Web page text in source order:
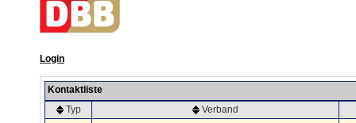
Login
Kontaktliste
Typ
Verband